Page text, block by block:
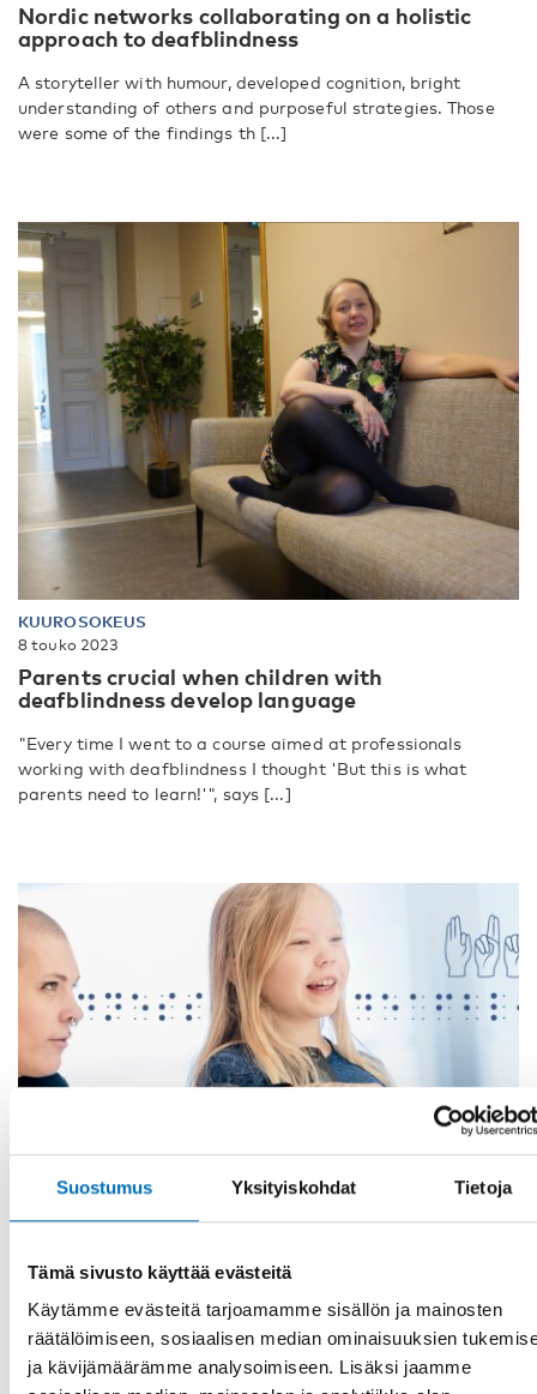
Suostumus Yksityiskohdat Tietoja
Tämä sivusto käyttää evästeitä
Käytämme evästeitä tarjoamamme sisällön ja mainosten
räätälöimiseen, sosiaalisen median ominaisuuksien
ja kävijämäärämme analysoimiseen. Lisäksi jaamme
Nordic networks collaborating on a holistic
approach to deafblindness
A storyteller with humour, developed cognition, bright
understanding of others and purposeful strategies. Those
were some of the findings th [...]
KUUROSOKEUS
8 touko 2023
Parents crucial when children with
deafblindness develop language
"Every time I went to a course aimed at professionals
working with deafblindness I thought 'But this is what
parents need to learn!'", says [...]
KUUROSOKEUS
6 huhti 2022
Technology paired with human rights leads to
the future